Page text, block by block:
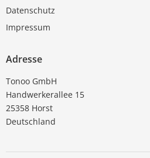
Datenschutz
Impressum
Adresse
Tonoo GmbH
Handwerkerallee 15
25358 Horst
Deutschland